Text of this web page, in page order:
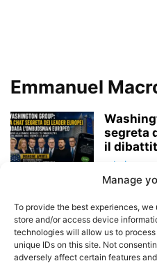
Manage
To provide the best experiences,
store and/or access device
technologies will allow us to
unique IDs on this site. Not
adversely affect certain features
Emmanuel
segreta
il
admin
Francia
admin - 1